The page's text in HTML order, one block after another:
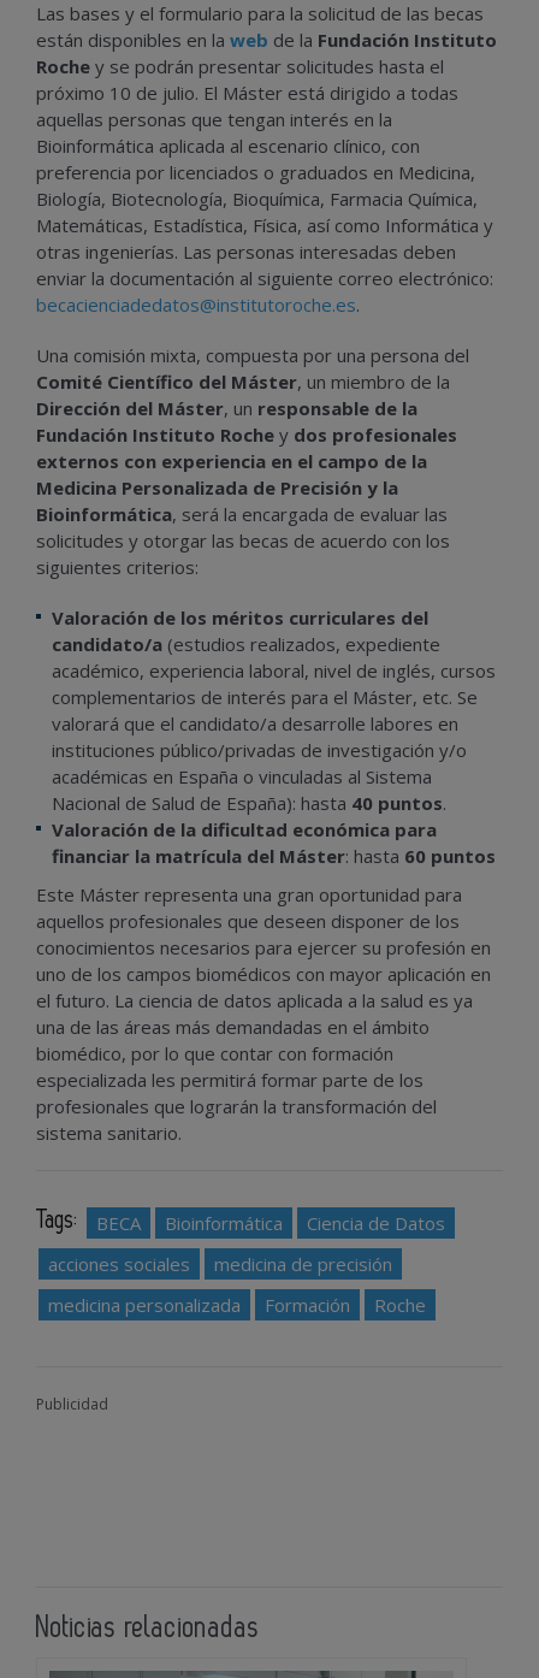
Las bases y el formulario para la solicitud de las becas
están disponibles en la web de la Fundación Instituto
Roche y se podrán presentar solicitudes hasta el
próximo 10 de julio. El Máster está dirigido a todas
aquellas personas que tengan interés en la
Bioinformática aplicada al escenario clínico, con
preferencia por licenciados o graduados en Medicina,
Biología, Biotecnología, Bioquímica, Farmacia Química,
Matemáticas, Estadística, Física, así como Informática y
otras ingenierías. Las personas interesadas deben
enviar la documentación al siguiente correo electrónico:
becacienciadedatos@institutoroche.es.
Una comisión mixta, compuesta por una persona del
Comité Científico del Máster, un miembro de la
Dirección del Máster, un responsable de la
Fundación Instituto Roche y dos profesionales
externos con experiencia en el campo de la
Medicina Personalizada de Precisión y la
Bioinformática, será la encargada de evaluar las
solicitudes y otorgar las becas de acuerdo con los
siguientes criterios:
Valoración de los méritos curriculares del
candidato/a (estudios realizados, expediente
académico, experiencia laboral, nivel de inglés, cursos
complementarios de interés para el Máster, etc. Se
valorará que el candidato/a desarrolle labores en
instituciones público/privadas de investigación y/o
académicas en España o vinculadas al Sistema
Nacional de Salud de España): hasta 40 puntos.
Valoración de la dificultad económica para
financiar la matrícula del Máster: hasta 60 puntos
Este Máster representa una gran oportunidad para
aquellos profesionales que deseen disponer de los
conocimientos necesarios para ejercer su profesión en
uno de los campos biomédicos con mayor aplicación en
el futuro. La ciencia de datos aplicada a la salud es ya
una de las áreas más demandadas en el ámbito
biomédico, por lo que contar con formación
especializada les permitirá formar parte de los
profesionales que lograrán la transformación del
sistema sanitario.
Tags: BECA Bioinformática
Ciencia de Datos
acciones sociales
medicina de precisión
medicina personalizada
Formación Roche
Publicidad
Noticias relacionadas